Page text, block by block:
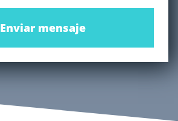
Enviar mensaje